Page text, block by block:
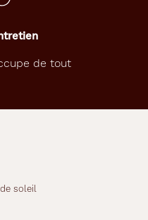
de tout
soleil